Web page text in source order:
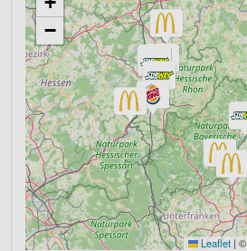
−
Leaflet | ©